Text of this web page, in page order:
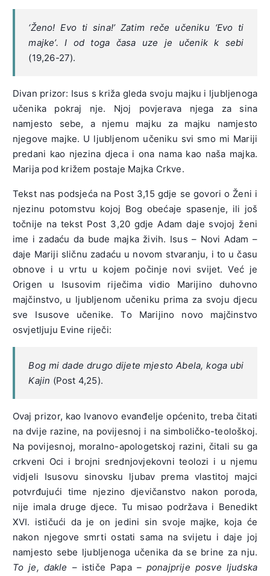
‘Ženo! Evo ti sina!’ Zatim reče učeniku ‘Evo ti
majke’. I od toga časa uze je učenik k sebi
(19,26-27).
Divan prizor: Isus s križa gleda svoju majku i ljubljenoga
učenika pokraj nje. Njoj povjerava njega za sina
namjesto sebe, a njemu majku za majku namjesto
njegove majke. U ljubljenom učeniku svi smo mi Mariji
predani kao njezina djeca i ona nama kao naša majka.
Marija pod križem postaje Majka Crkve.
Tekst nas podsjeća na Post 3,15 gdje se govori o Ženi i
njezinu potomstvu kojoj Bog obećaje spasenje, ili još
točnije na tekst Post 3,20 gdje Adam daje svojoj ženi
ime i zadaću da bude majka živih. Isus – Novi Adam –
daje Mariji sličnu zadaću u novom stvaranju, i to u času
obnove i u vrtu u kojem počinje novi svijet. Već je
Origen u Isusovim riječima vidio Marijino duhovno
majčinstvo, u ljubljenom učeniku prima za svoju djecu
sve Isusove učenike. To Marijino novo majčinstvo
osvjetljuju Evine riječi:
Bog mi dade drugo dijete mjesto Abela, koga ubi
Kajin (Post 4,25).
Ovaj prizor, kao Ivanovo evanđelje općenito, treba čitati
na dvije razine, na povijesnoj i na simboličko-teološkoj.
Na povijesnoj, moralno-apologetskoj razini, čitali su ga
crkveni Oci i brojni srednjovjekovni teolozi i u njemu
vidjeli Isusovu sinovsku ljubav prema vlastitoj majci
potvrđujući time njezino djevičanstvo nakon poroda,
nije imala druge djece. Tu misao podržava i Benedikt
XVI. ističući da je on jedini sin svoje majke, koja će
nakon njegove smrti ostati sama na svijetu i daje joj
namjesto sebe ljubljenoga učenika da se brine za nju.
To je, dakle – ističe Papa – ponajprije posve ljudska